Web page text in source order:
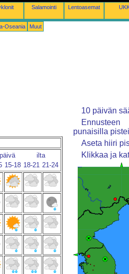
Salamointi Lentoasemat
Oseania Muut
ilta
15-18 18-21 21-24
10 päivän
punaisilla
Aseta hiiri
Klikkaa ja